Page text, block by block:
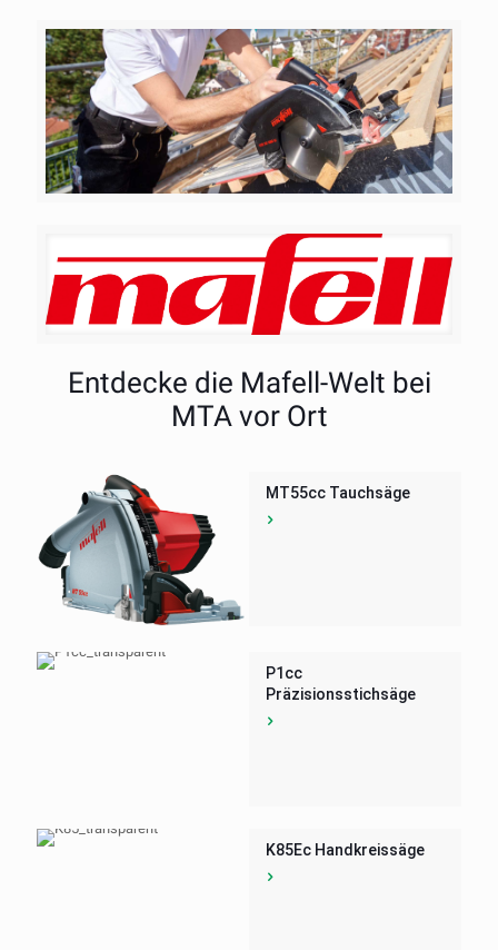
Entdecke die Mafell-Welt bei
MTA vor Ort
MT55cc Tauchsäge
P1cc
Präzisionsstichsäge
K85Ec Handkreissäge